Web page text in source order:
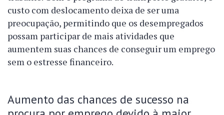
custo com deslocamento deixa de ser uma
preocupação, permitindo que os desempregados
possam participar de mais atividades que
aumentem suas chances de conseguir um emprego
sem o estresse financeiro.
Aumento das chances de sucesso na